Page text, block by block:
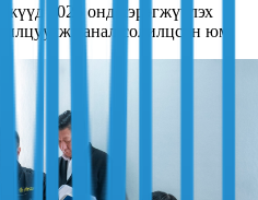
2026 онд хэрэгжүүлэх
санал солилцсон юм.